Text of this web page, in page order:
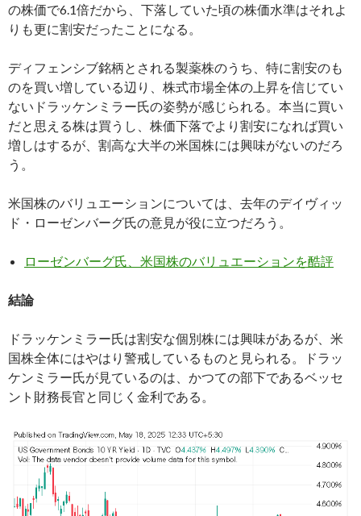
の株価で6.1倍だから、下落していた頃の株価水準はそれよ
りも更に割安だったことになる。
ディフェンシブ銘柄とされる製薬株のうち、特に割安のも
のを買い増している辺り、株式市場全体の上昇を信じてい
ないドラッケンミラー氏の姿勢が感じられる。本当に買い
だと思える株は買うし、株価下落でより割安になれば買い
増しはするが、割高な大半の米国株には興味がないのだろ
う。
米国株のバリュエーションについては、去年のデイヴィッ
ド・ローゼンバーグ氏の意見が役に立つだろう。
ローゼンバーグ氏、米国株のバリュエーションを酷評
結論
ドラッケンミラー氏は割安な個別株には興味があるが、米
国株全体にはやはり警戒しているものと見られる。ドラッ
ケンミラー氏が見ているのは、かつての部下であるベッセ
ント財務長官と同じく金利である。